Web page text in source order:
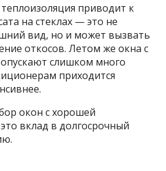
приводит к
на стеклах — это не
вид, но и может вызвать
откосов. Летом же окна с
слишком много
приходится
окон с хорошей
вклад в долгосрочный